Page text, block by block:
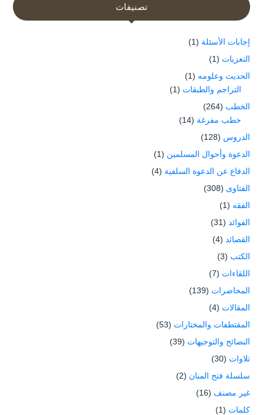
تصنيفات
إجابات الأسئلة (1)
التعزيات (1)
الحديث وعلومه (1)
التراجم والطبقات (1)
الخطب (264)
خطب مفرغة (14)
الدروس (128)
الدعوة وأحوال المسلمين (1)
الدفاع عن الدعوة السلفية (4)
الفتاوى (308)
الفقه (1)
الفوائد (31)
القصائد (4)
الكتب (3)
اللقاءات (7)
المحاضرات (139)
المقالات (4)
المقتطفات والمختارات (53)
النصائح والتوجيهات (39)
تلاوات (30)
سلسلة فتح المنان (2)
غير مصنف (16)
كلمات (1)